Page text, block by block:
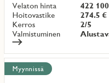
Velaton hinta
422
Hoitovastike
274.5 €
Kerros
2/5
Valmistuminen
Myynnissä